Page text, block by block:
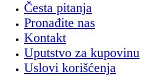
Česta pitanja
Pronađite nas
Kontakt
Uputstvo za kupovinu
Uslovi korišćenja